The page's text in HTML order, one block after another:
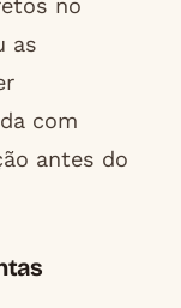
no
as
com
antes do